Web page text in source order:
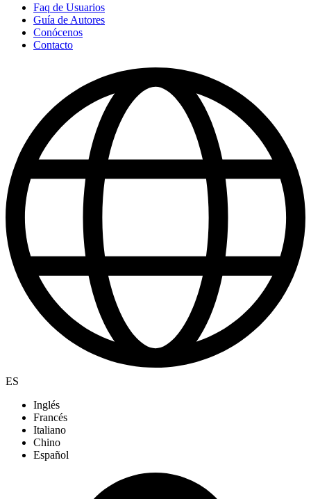
Faq de Usuarios
Guía de Autores
Conócenos
Contacto
ES
Inglés
Francés
Italiano
Chino
Español